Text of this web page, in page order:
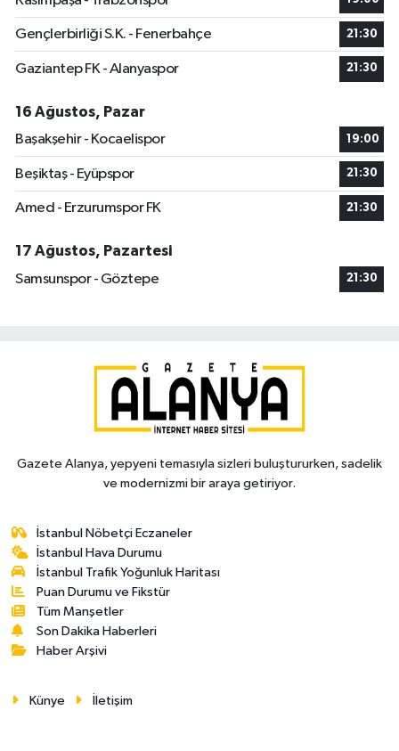
Gençlerbirliği S.K. - Fenerbahçe 21:30
Gaziantep FK - Alanyaspor 21:30
16 Ağustos, Pazar
Başakşehir - Kocaelispor
19:00
Beşiktaş - Eyüpspor 21:30
Amed - Erzurumspor FK 21:30
17 Ağustos, Pazartesi
Samsunspor - Göztepe
21:30
Gazete Alanya, yepyeni temasıyla sizleri buluştururken, sadelik
ve modernizmi bir araya getiriyor.
İstanbul Nöbetçi Eczaneler
İstanbul Hava Durumu
İstanbul Trafik Yoğunluk Haritası
Puan Durumu ve Fikstür
Tüm Manşetler
Son Dakika Haberleri
Haber Arşivi
Künye İletişim